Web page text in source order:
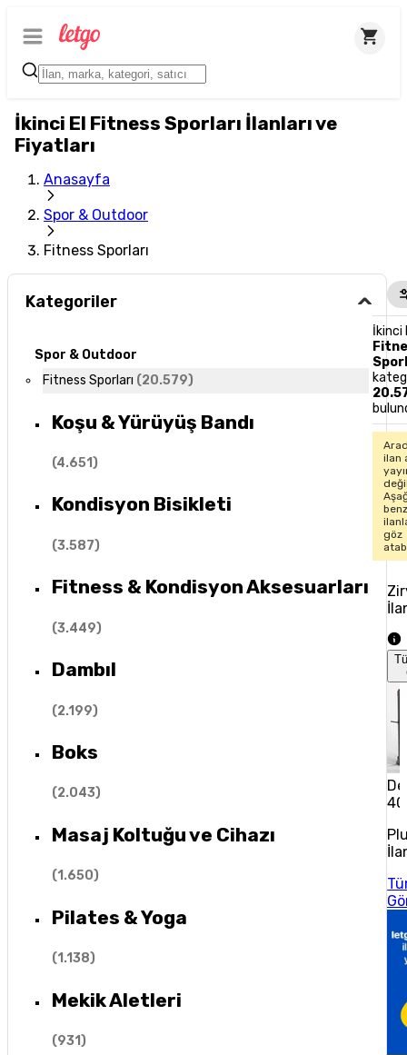
İkinci El Fitness Sporları İlanları ve
Fiyatları
Anasayfa
Spor & Outdoor
Fitness Sporları
Kategoriler
Spor & Outdoor
Fitness Sporları (20.579)
Koşu & Yürüyüş Bandı
(4.651)
Kondisyon Bisikleti
(3.587)
Fitness & Kondisyon Aksesuarları
(3.449)
Dambıl
(2.199)
Boks
(2.043)
Masaj Koltuğu ve Cihazı
(1.650)
Pilates & Yoga
(1.138)
Mekik Aletleri
(931)
İkinci
ilan
göz